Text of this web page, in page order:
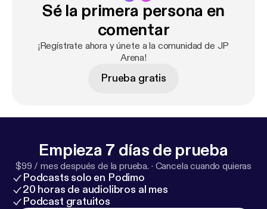
Sé la primera persona en
comentar
¡Regístrate ahora y únete a la comunidad de JP
Arena!
Prueba gratis
Empieza 7 días de prueba
$99 / mes después de la prueba. · Cancela cuando quieras
Podcasts solo en Podimo
20 horas de audiolibros al mes
Podcast gratuitos